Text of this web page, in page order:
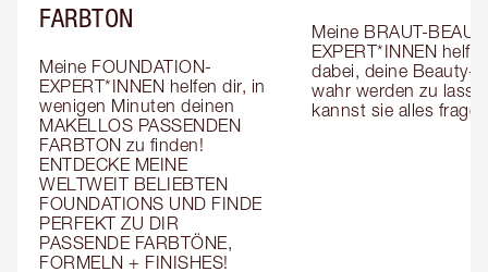
FARBTON
Meine FOUNDATION-
EXPERT*INNEN helfen dir, in
wenigen Minuten deinen
MAKELLOS PASSENDEN
FARBTON zu finden!
ENTDECKE MEINE
WELTWEIT BELIEBTEN
FOUNDATIONS UND FINDE
PERFEKT ZU DIR
PASSENDE FARBTÖNE,
FORMELN + FINISHES!
Meine BRAUT-
EXPERT*INNEN
dabei, deine Beauty-
wahr werden zu
kannst sie alles